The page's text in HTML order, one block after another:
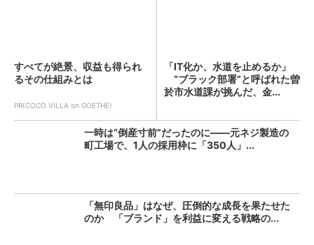
すべてが絶景、収益も得られ
るその仕組みとは
PR(COCO VILLA on GOETHE)
「IT化か、水道を止めるか」
“ブラック部署”と呼ばれた曽
於市水道課が挑んだ、金...
一時は“倒産寸前”だったのに――元ネジ製造の
町工場で、1人の採用枠に「350人」...
「無印良品」はなぜ、圧倒的な成長を果たせた
のか 「ブランド」を利益に変える戦略の...